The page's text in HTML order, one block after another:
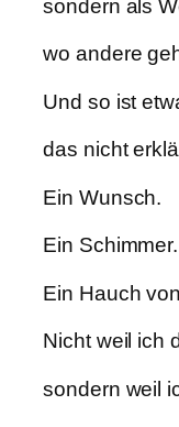
sondern als
wo andere
Und so ist
das nicht
Ein Wunsch.
Ein Schimmer.
Ein Hauch
Nicht weil ich
sondern weil